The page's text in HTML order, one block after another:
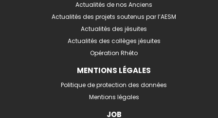
Actualités de nos Anciens
Actualités des projets soutenus par l’AESM
Actualités des jésuites
Actualités des collèges jésuites
Opération Rhéto
MENTIONS LÉGALES
Politique de protection des données
Mentions légales
JOB